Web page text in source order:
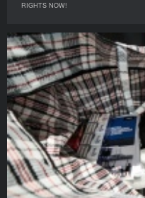
RIGHTS NOW!